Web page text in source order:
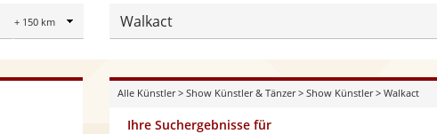
Ort
Events
festlegen
Walkact
Alle Künstler> Show Künstler & Tänzer> Show Künstler> Walkact
Ihre Suchergebnisse für